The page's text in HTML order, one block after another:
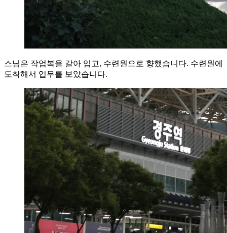
스님은 작업복을 갈아 입고, 수련원으로 향했습니다. 수련원에
도착해서 업무를 보았습니다.